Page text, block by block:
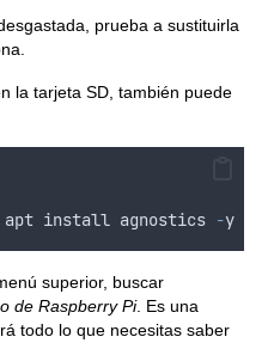
prueba a sustituirla
la tarjeta SD, también puede
apt install agnostics -y
superior, buscar
de Raspberry Pi. Es una
todo lo que necesitas saber